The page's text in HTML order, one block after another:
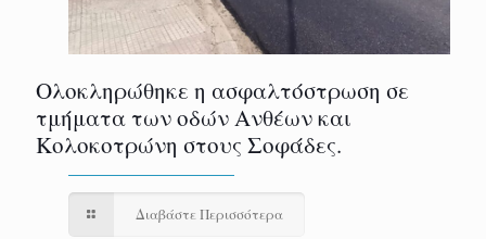
Ολοκληρώθηκε η ασφαλτόστρωση σε
τμήματα των οδών Ανθέων και
Κολοκοτρώνη στους Σοφάδες.
Διαβάστε Περισσότερα